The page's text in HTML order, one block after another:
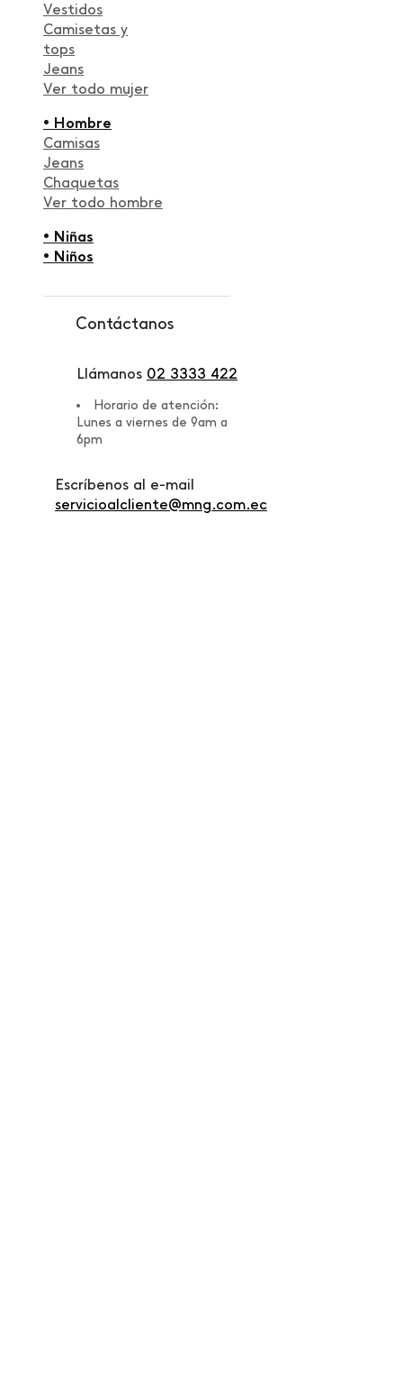
Vestidos
Camisetas y
tops
Jeans
Ver todo mujer
• Hombre
Camisas
Jeans
Chaquetas
Ver todo hombre
• Niñas
• Niños
Contáctanos
Llámanos 02 3333 422
Horario de atención:
Lunes a viernes de 9am a
6pm
Escríbenos al e-mail
servicioalcliente@mng.com.ec